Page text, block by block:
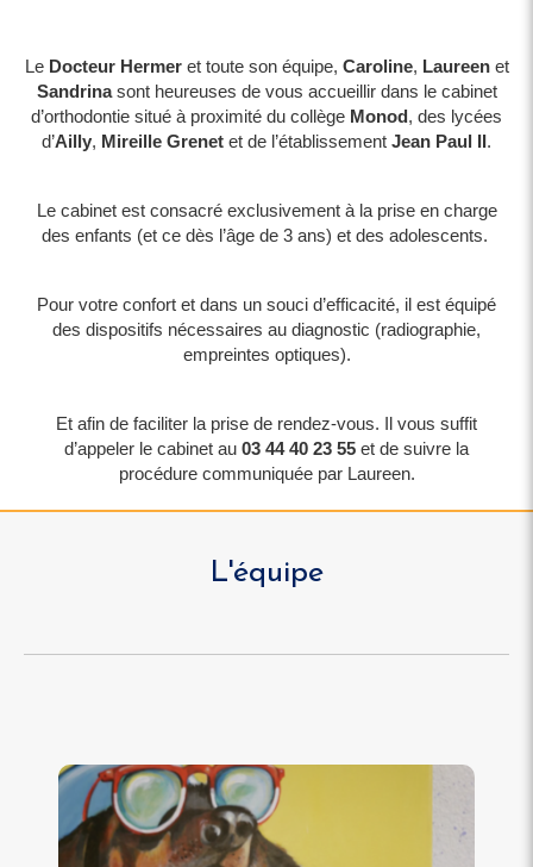
Le Docteur Hermeret toute son équipe, Caroline, Laureenet
Sandrinasont heureuses de vous accueillir dans le cabinet
d’orthodontie situé à proximité du collège Monod, des lycées
d’Ailly, Mireille Grenet et de l’établissement Jean Paul II.​
Le cabinet est consacré exclusivement à la prise en charge
des enfants (et ce dès l’âge de 3 ans) et des adolescents. ​
Pour votre confort et dans un souci d’efficacité, il est équipé
des dispositifs nécessaires au diagnostic (radiographie,
empreintes optiques).​
Et afin de faciliter la prise de rendez-vous. Il vous suffit
d’appeler le cabinet au 03 44 40 23 55 et de suivre la
procédure communiquée par Laureen.
L'équipe